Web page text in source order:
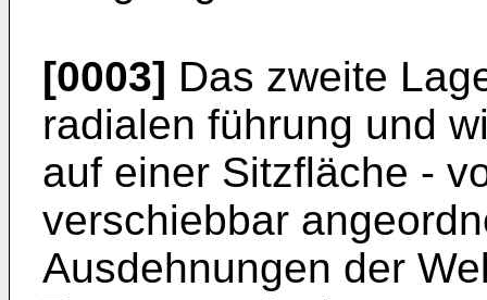
[0003] Das zweite
radialen führung und
auf einer Sitzfläche -
verschiebbar
Ausdehnungen der